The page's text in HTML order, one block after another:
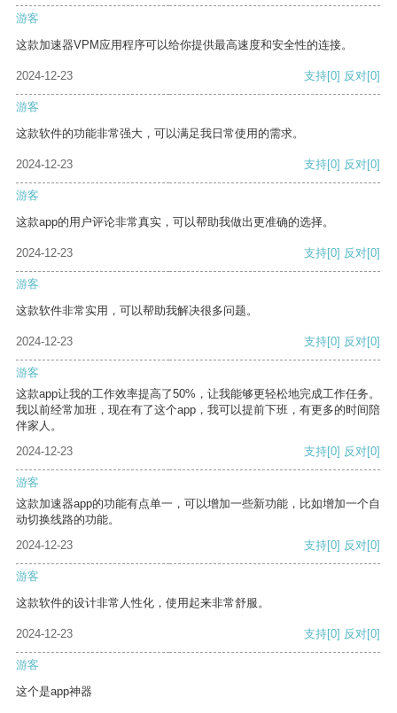
游客
这款加速器VPM应用程序可以给你提供最高速度和安全性的连接。
2024-12-23 支持[0] 反对[0]
游客
这款软件的功能非常强大，可以满足我日常使用的需求。
2024-12-23 支持[0] 反对[0]
游客
这款app的用户评论非常真实，可以帮助我做出更准确的选择。
2024-12-23 支持[0] 反对[0]
游客
这款软件非常实用，可以帮助我解决很多问题。
2024-12-23 支持[0] 反对[0]
游客
这款app让我的工作效率提高了50%，让我能够更轻松地完成工作任务。
我以前经常加班，现在有了这个app，我可以提前下班，有更多的时间陪
伴家人。
2024-12-23
支持[0] 反对[0]
游客
这款加速器app的功能有点单一，可以增加一些新功能，比如增加一个自
动切换线路的功能。
2024-12-23
支持[0] 反对[0]
游客
这款软件的设计非常人性化，使用起来非常舒服。
2024-12-23 支持[0] 反对[0]
游客
这个是app神器